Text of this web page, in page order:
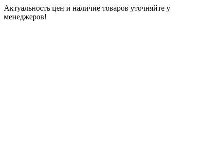
Актуальность цен и наличие товаров уточняйте у
менеджеров!